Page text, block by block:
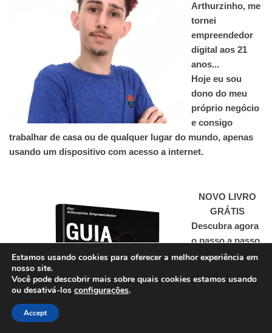
Arthurzinho, me
tornei
empreendedor
digital aos 21
anos...
Hoje eu sou
dono do meu
próprio negócio
e consigo
trabalhar de casa ou de qualquer lugar do mundo, apenas
usando um dispositivo com acesso a internet.
NOVO LIVRO
GRÁTIS
Descubra agora
o passo a passo
simples para
como afiliado
Estamos usando cookies para oferecer a melhor experiência em
nosso site.
Você pode descobrir mais sobre quais cookies estamos usando
ou desativá-los configurações.
Accept